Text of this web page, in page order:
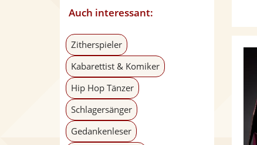
Auch interessant:
Zitherspieler
Kabarettist & Komiker
Hip Hop Tänzer
Schlagersänger
Gedankenleser